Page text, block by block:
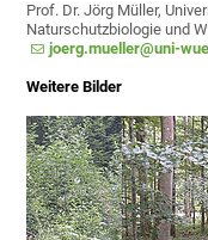
Prof. Dr. Jörg Müller,
Naturschutzbiologie und
joerg.mueller@uni-
Weitere Bilder